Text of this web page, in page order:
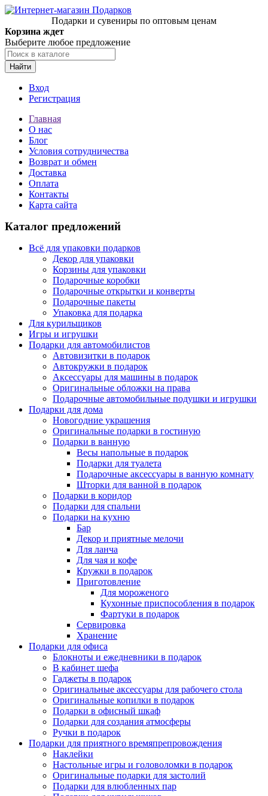
Подарки и сувениры по оптовым ценам
Корзина ждет
Выберите любое предложение
Найти
Вход
Регистрация
Главная
О нас
Блог
Условия сотрудничества
Возврат и обмен
Доставка
Оплата
Контакты
Карта сайта
Каталог предложений
Всё для упаковки подарков
Декор для упаковки
Корзины для упаковки
Подарочные коробки
Подарочные открытки и конверты
Подарочные пакеты
Упаковка для подарка
Для курильщиков
Игры и игрушки
Подарки для автомобилистов
Автовизитки в подарок
Автокружки в подарок
Аксессуары для машины в подарок
Оригинальные обложки на права
Подарочные автомобильные подушки и игрушки
Подарки для дома
Новогодние украшения
Оригинальные подарки в гостиную
Подарки в ванную
Весы напольные в подарок
Подарки для туалета
Подарочные аксессуары в ванную комнату
Шторки для ванной в подарок
Подарки в коридор
Подарки для спальни
Подарки на кухню
Бар
Декор и приятные мелочи
Для ланча
Для чая и кофе
Кружки в подарок
Приготовление
Для мороженого
Кухонные приспособления в подарок
Фартуки в подарок
Сервировка
Хранение
Подарки для офиса
Блокноты и ежедневники в подарок
В кабинет шефа
Гаджеты в подарок
Оригинальные аксессуары для рабочего стола
Оригинальные копилки в подарок
Подарки в офисный шкаф
Подарки для создания атмосферы
Ручки в подарок
Подарки для приятного времяпрепровождения
Наклейки
Настольные игры и головоломки в подарок
Оригинальные подарки для застолий
Подарки для влюбленных пар